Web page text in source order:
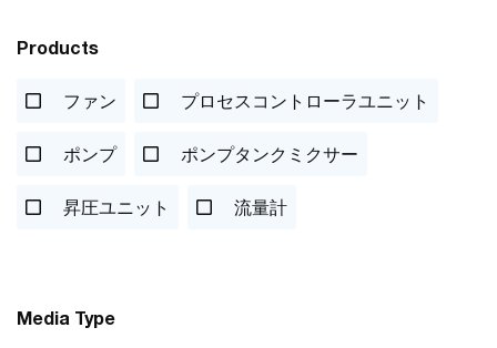
Products
ファン プロセスコントローラユニット
ポンプ ポンプタンクミクサー
昇圧ユニット 流量計
Media Type